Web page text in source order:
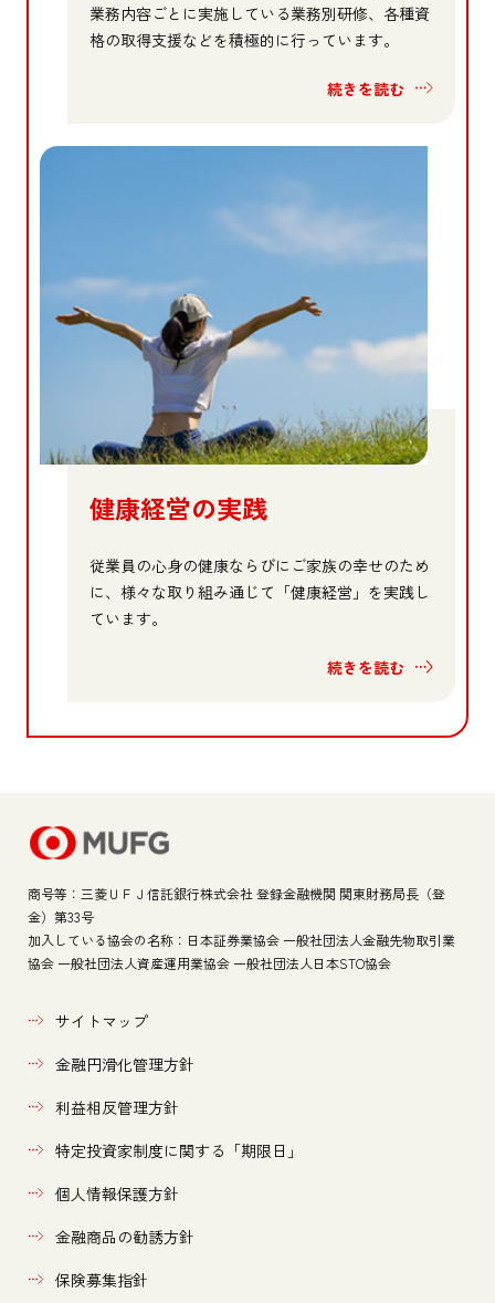
業務内容ごとに実施している業務別研修、各種資
格の取得支援などを積極的に行っています。
続きを読む
健康経営の実践
従業員の心身の健康ならびにご家族の幸せのため
に、様々な取り組み通じて「健康経営」を実践し
ています。
続きを読む
商号等：三菱ＵＦＪ信託銀行株式会社 登録金融機関 関東財務局長（登
金）第33号
加入している協会の名称：日本証券業協会 一般社団法人金融先物取引業
協会 一般社団法人資産運用業協会 一般社団法人日本STO協会
サイトマップ
金融円滑化管理方針
利益相反管理方針
特定投資家制度に関する「期限日」
個人情報保護方針
金融商品の勧誘方針
保険募集指針